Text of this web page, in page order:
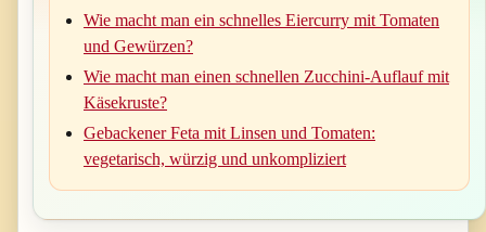
Wie macht man ein schnelles Eiercurry mit Tomaten
und Gewürzen?
Wie macht man einen schnellen Zucchini-Auflauf mit
Käsekruste?
Gebackener Feta mit Linsen und Tomaten:
vegetarisch, würzig und unkompliziert